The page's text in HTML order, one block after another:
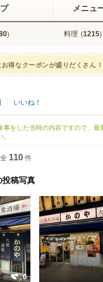
メニュ
) 料理 (1215)
得なクーポンが盛りだくさん！
いいね！
事をした当時の内容ですので、
全 110件
稿写真
0